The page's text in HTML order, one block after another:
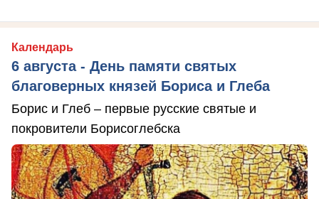
Календарь
6 августа - День памяти святых
благоверных князей Бориса и Глеба
Борис и Глеб – первые русские святые и
покровители Борисоглебска